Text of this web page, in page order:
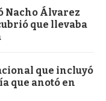
Nacho Álvarez
que llevaba
que incluyó
que anotó en